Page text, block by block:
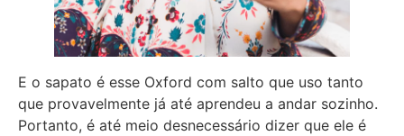
E o sapato é esse Oxford com salto que uso tanto
que provavelmente já até aprendeu a andar sozinho.
Portanto, é até meio desnecessário dizer que ele é